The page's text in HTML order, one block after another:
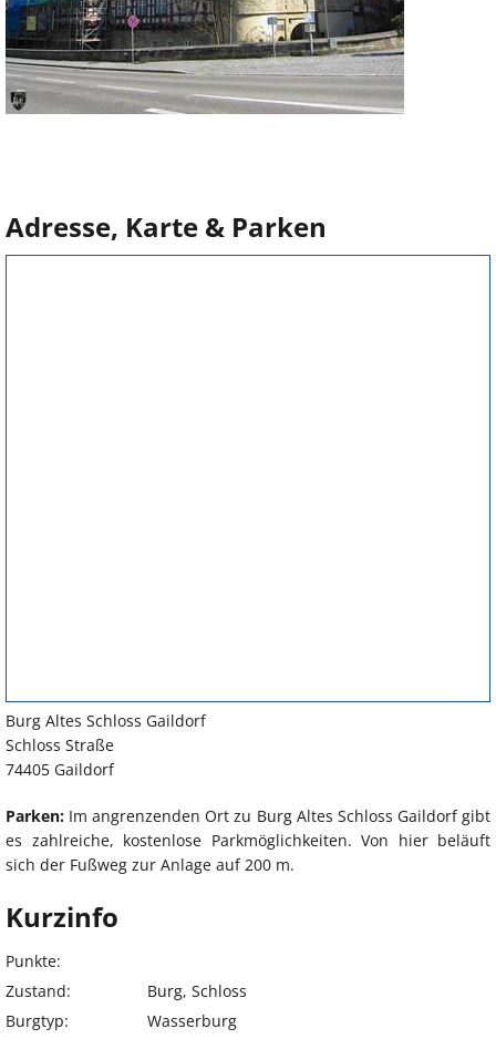
Adresse, Karte & Parken
Burg Altes Schloss Gaildorf
Schloss Straße
74405 Gaildorf
Parken: Im angrenzenden Ort zu Burg Altes Schloss Gaildorf gibt
es zahlreiche, kostenlose Parkmöglichkeiten. Von hier beläuft
sich der Fußweg zur Anlage auf 200 m.
Kurzinfo
Punkte:
Zustand:
Burg, Schloss
Burgtyp:
Wasserburg